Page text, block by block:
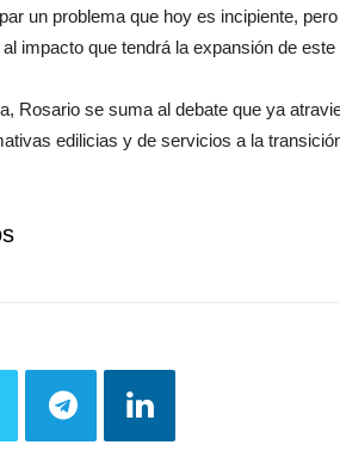
un problema que hoy es incipiente,
impacto que tendrá la expansión de
Rosario se suma al debate que ya
edilicias y de servicios a la